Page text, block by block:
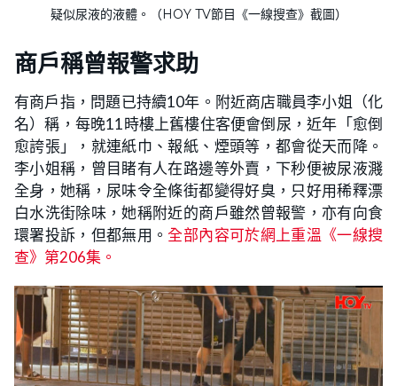
疑似尿液的液體。（HOY TV節目《一線搜查》截圖）
商戶稱曾報警求助
有商戶指，問題已持續10年。附近商店職員李小姐（化
名）稱，每晚11時樓上舊樓住客便會倒尿，近年「愈倒
愈誇張」，就連紙巾、報紙、煙頭等，都會從天而降。
李小姐稱，曾目睹有人在路邊等外賣，下秒便被尿液濺
全身，她稱，尿味令全條街都變得好臭，只好用稀釋漂
白水洗街除味，她稱附近的商戶雖然曾報警，亦有向食
環署投訴，但都無用。全部內容可於網上重溫《一線搜
查》第206集。